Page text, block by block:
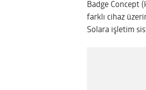
Badge Concept
farklı cihaz
Solara işletim